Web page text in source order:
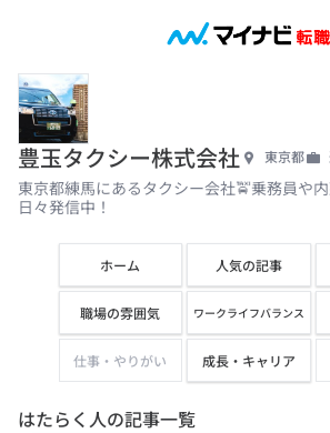
豊玉タクシー株式会社 東京都
東京都練馬にあるタクシー会社🚖乗務員や
日々発信中！
ホーム 人気の記事
職場の雰囲気 ワークライフバランス
仕事・やりがい 成長・キャリア
はたらく人の記事一覧